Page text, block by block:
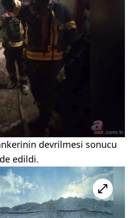
devrilmesi sonucu
edildi.